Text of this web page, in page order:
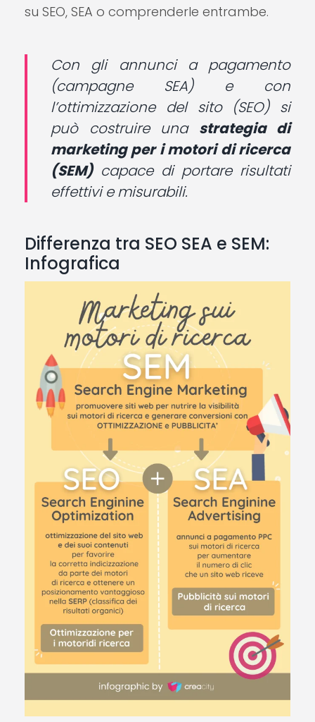
su SEO, SEA o comprenderle entrambe.
Con gli annunci a pagamento
(campagne SEA) e con
l’ottimizzazione del sito (SEO) si
può costruire una strategia di
marketing per i motori di ricerca
(SEM) capace di portare risultati
effettivi e misurabili.
Differenza tra SEO SEA e SEM:
Infografica